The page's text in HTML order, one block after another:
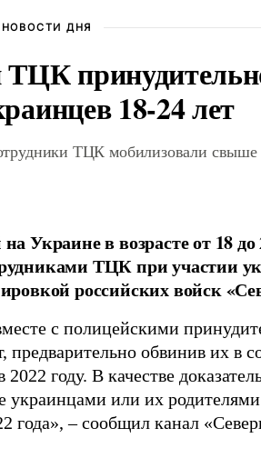
НОВОСТИ ДНЯ
18-24 лет
ТЦК мобилизовали свыше
Украине в возрасте от 18
ТЦК при участии
российских войск
с полицейскими
предварительно обвинив их в
году. В качестве
украинцами или их родителями
года», – сообщил канал